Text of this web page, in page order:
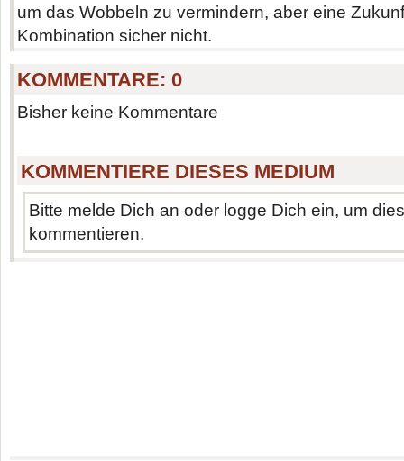
um das Wobbeln zu vermindern, aber eine
Kombination sicher nicht.
KOMMENTARE:0
Bisher keine Kommentare
KOMMENTIERE DIESES MEDIUM
Bitte melde Dich an oder logge Dich ein, um
kommentieren.